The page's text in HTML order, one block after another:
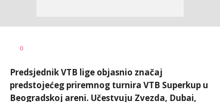
AUTOR
0
Predsjednik VTB lige objasnio značaj
predstojećeg priremnog turnira VTB Superkup u
Beogradskoj areni. Učestvuju Zvezda, Dubai,